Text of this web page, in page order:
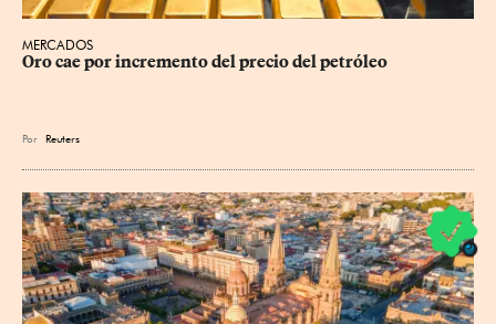
MERCADOS
Oro cae por incremento del precio del petróleo
Por Reuters